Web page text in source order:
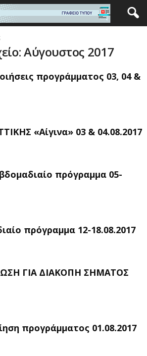
Αύγουστος 2017
προγράμματος 03, 04 &
«Αίγινα» 03 & 04.08.2017
πρόγραμμα 05-
πρόγραμμα 12-18.08.2017
ΓΙΑ ΔΙΑΚΟΠΗ ΣΗΜΑΤΟΣ
προγράμματος 01.08.2017